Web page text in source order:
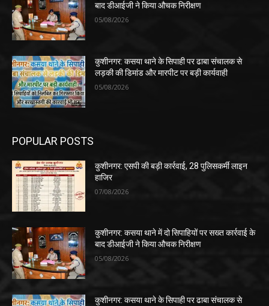
बाद डीआईजी ने किया औचक निरीक्षण
05/08/2026
कुशीनगर: कसया थाने के सिपाही पर ढाबा संचालक से
लड़की की डिमांड और मारपीट पर बड़ी कार्यवाही
05/08/2026
POPULAR POSTS
कुशीनगर: एसपी की बड़ी कार्रवाई, 28 पुलिसकर्मी लाइन
हाजिर
07/08/2026
कुशीनगर: कसया थाने में दो सिपाहियों पर सख्त कार्रवाई के
बाद डीआईजी ने किया औचक निरीक्षण
05/08/2026
कुशीनगर: कसया थाने के सिपाही पर ढाबा संचालक से